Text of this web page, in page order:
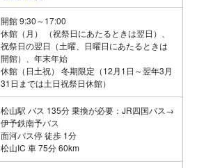
開館 9:30～17:00
休館（月） （祝祭日にあたるときは翌日）、
祝祭日の翌日（土曜、日曜日にあたるときは
開館）、年末年始
休館（日土祝） 冬期限定（12月1日～翌年3月
31日までは土日祝祭日休館）
松山駅 バス 135分 乗換が必要：JR四国バス→
伊予鉄南予バス
面河バス停 徒歩 1分
松山IC 車 75分 60km